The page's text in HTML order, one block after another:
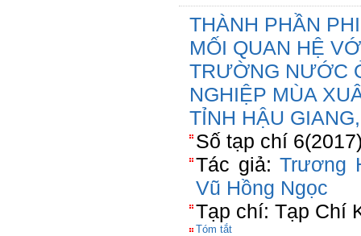
THÀNH PHẦN
MỐI QUAN HỆ
TRƯỜNG NƯỚC
NGHIỆP MÙA
TỈNH HẬU
Số tạp chí
Tác giả:Trương
Vũ Hồng Ngọc
Tạp chí: Tạp Chí
Tóm tắt